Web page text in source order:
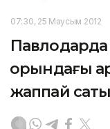
07:30, 25 Маусым 2012
Павлодарда
қорындағы
жаппай